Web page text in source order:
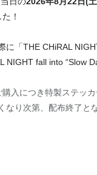
！
「THE CHiRAL
NIGHT fall into “Slow
入につき特製ステッカ
り次第、配布終了と